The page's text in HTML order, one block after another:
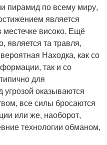
пирамид по всему миру,
является
високо. Ещё
является та травля,
Находка, как со
так и со
для
угрозой оказываются
все силы бросаются
или же, наоборот,
технологии обманом,